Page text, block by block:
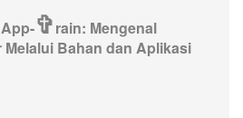
✞rain: Mengenal
Bahan dan Aplikasi